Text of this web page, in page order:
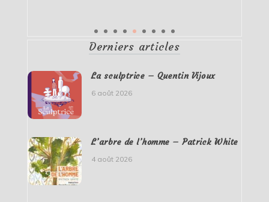
Derniers articles
La sculptrice – Quentin Vijoux
6 août 2026
L’arbre de l’homme – Patrick White
4 août 2026